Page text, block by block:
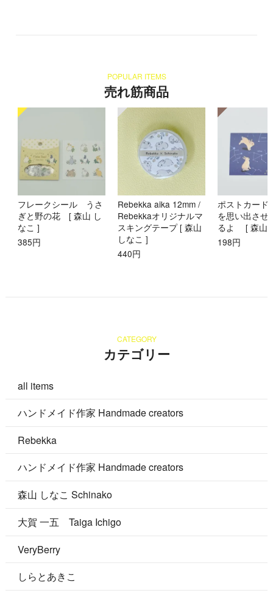
POPULAR ITEMS
売れ筋商品
フレークシール うさ
ぎと野の花 [ 森山 し
なこ ]
385円
Rebekka aika 12mm /
Rebekkaオリジナルマ
スキングテープ [ 森山
しなこ ]
440円
ポストカー
を思い出させ
るよ [ 森山
198円
CATEGORY
カテゴリー
all items
ハンドメイド作家 Handmade creators
Rebekka
ハンドメイド作家 Handmade creators
森山 しなこ Schinako
大賀 一五 Taiga Ichigo
VeryBerry
しらとあきこ